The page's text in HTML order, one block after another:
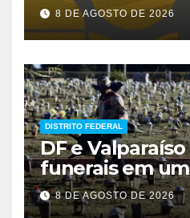
prazos
8 DE AGOSTO DE 2026
DISTRITO FEDERAL
DF e
funerais em
8 DE AGOSTO DE 2026